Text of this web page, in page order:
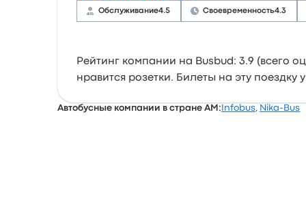
Обслуживание4.5 Своевременность4.3
Рейтинг компании на Busbud: 3.9 (всего
нравится розетки. Билеты на эту поездку
Автобусные компании в стране AM: Infobus, Nika-Bus